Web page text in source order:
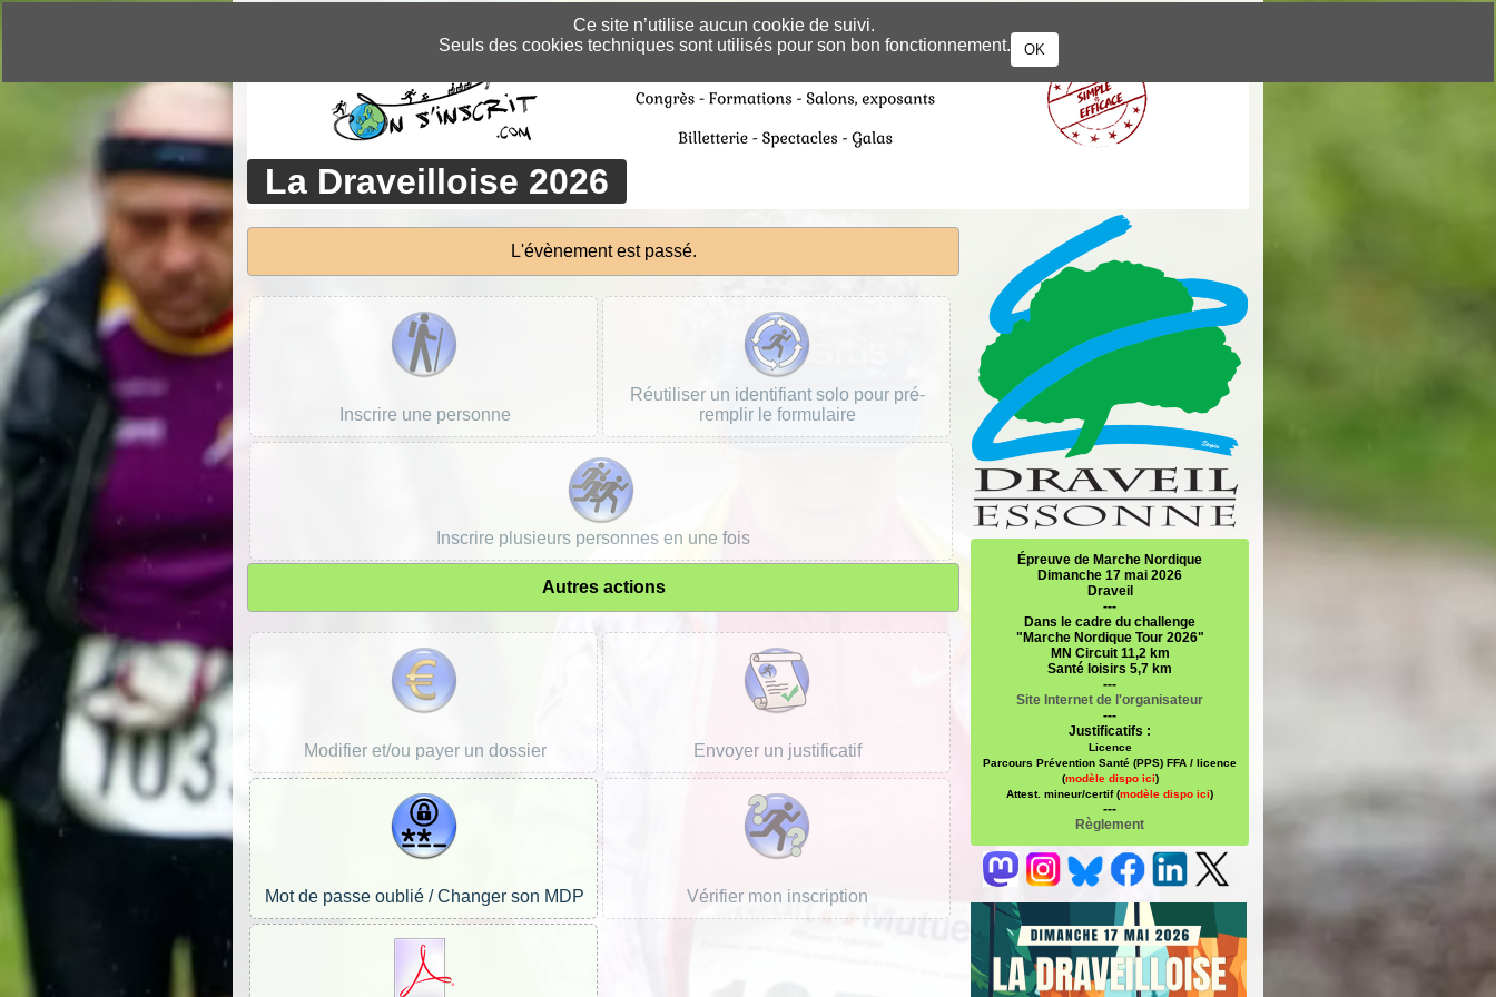
Ce site n’utilise aucun cookie de suivi.
Seuls des cookies techniques sont utilisés pour son bon fonctionnement.
OK
La Draveilloise 2026
Épreuve de Marche Nordique
Dimanche 17 mai 2026
Draveil
---
Dans le cadre du challenge
"Marche Nordique Tour 2026"
MN Circuit 11,2 km
Santé loisirs 5,7 km
---
Site Internet de l'organisateur
---
Justificatifs :
Licence
Parcours Prévention Santé (PPS) FFA / licence
(modèle dispo ici)
Attest. mineur/certif (modèle dispo ici)
---
Règlement
L'évènement est passé.
Inscrire une personne
Réutiliser un identifiant solo pour pré-
remplir le formulaire
Inscrire plusieurs personnes en une fois
Autres actions
Modifier et/ou payer un dossier Envoyer un justificatif
Mot de passe oublié / Changer son MDP Vérifier mon inscription